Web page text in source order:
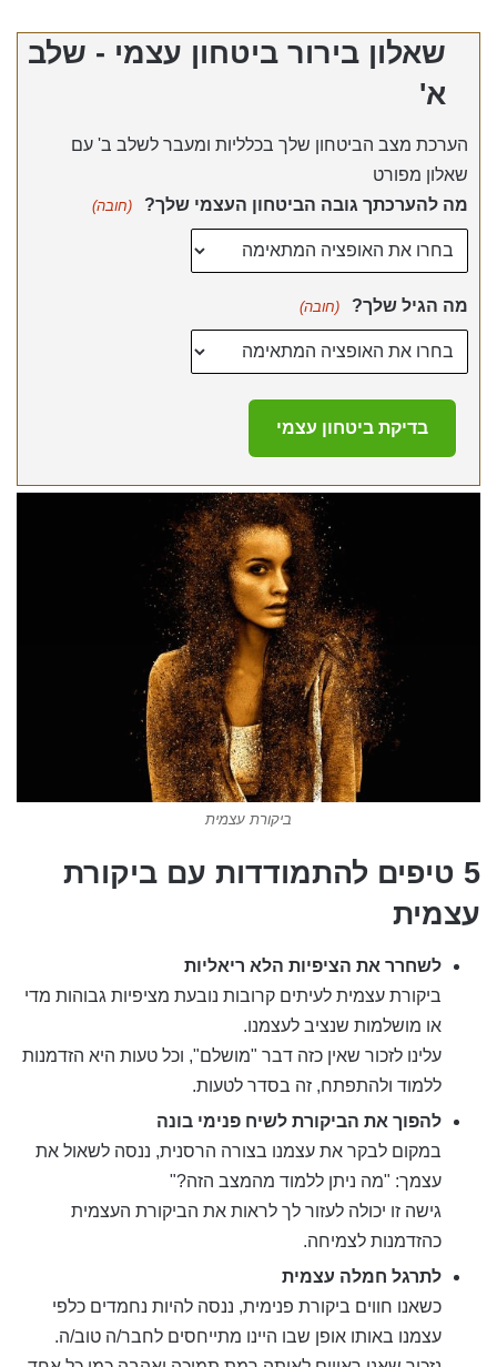
שאלון בירור ביטחון עצמי - שלב
א'
הערכת מצב הביטחון שלך בכלליות ומעבר לשלב ב' עם
שאלון מפורט
מה להערכתך גובה הביטחון העצמי שלך?
(חובה)
מה הגיל שלך? (חובה)
ביקורת עצמית
5 טיפים להתמודדות עם ביקורת
עצמית
לשחרר את הציפיות הלא ריאליות
ביקורת עצמית לעיתים קרובות נובעת מציפיות גבוהות מדי
או מושלמות שנציב לעצמנו.
עלינו לזכור שאין כזה דבר "מושלם", וכל טעות היא הזדמנות
ללמוד ולהתפתח, זה בסדר לטעות.
להפוך את הביקורת לשיח פנימי בונה
במקום לבקר את עצמנו בצורה הרסנית, ננסה לשאול את
עצמך: "מה ניתן ללמוד מהמצב הזה?"
גישה זו יכולה לעזור לך לראות את הביקורת העצמית
כהזדמנות לצמיחה.
לתרגל חמלה עצמית
כשאנו חווים ביקורת פנימית, ננסה להיות נחמדים כלפי
עצמנו באותו אופן שבו היינו מתייחסים לחבר/ה טוב/ה.